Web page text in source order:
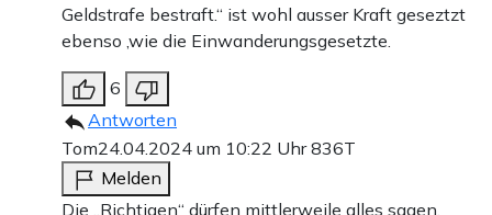
Geldstrafe bestraft.“ ist wohl ausser Kraft geseztzt
ebenso ,wie die Einwanderungsgesetzte.
6
Antworten
Tom24.04.2024 um 10:22 Uhr836T
Melden
Die „Richtigen“ dürfen mittlerweile alles sagen.